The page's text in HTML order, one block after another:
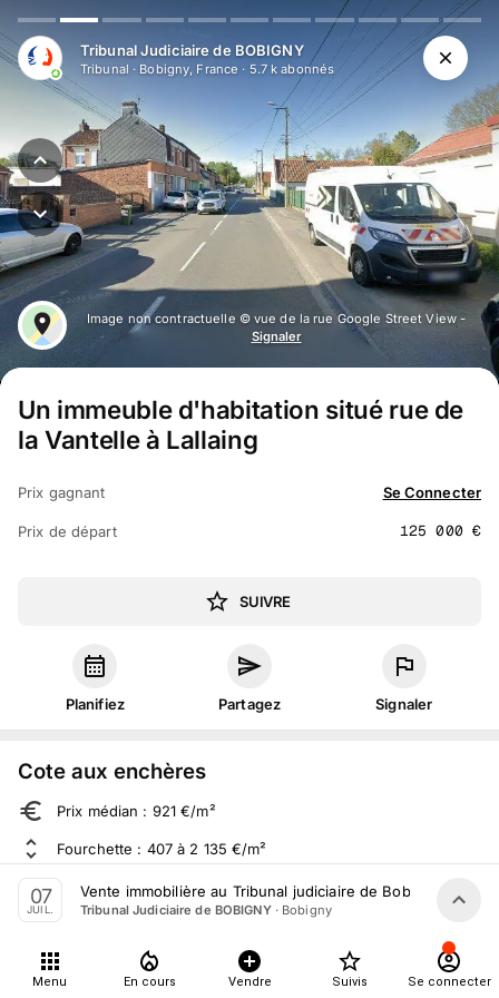
Tribunal Judiciaire de BOBIGNY
Tribunal · Bobigny, France · 5.7 k abonnés
Image non contractuelle © vue de la rue Google Street View -
Signaler
Un immeuble d'habitation situé rue de
la Vantelle à Lallaing
Prix gagnant Se Connecter
Prix de départ 125 000 €
SUIVRE
Planifiez Partagez Signaler
Cote aux enchères
Prix médian : 921 €/m²
Fourchette : 407 à 2 135 €/m²
Sur 186 ventes aux enchères dans le département
À propos
07
JUIL.
Vente immobilière au Tribunal judiciaire de Bobigny le 7
Tribunal Judiciaire de BOBIGNY· Bobigny
Menu En cours Vendre Suivis Se connecter